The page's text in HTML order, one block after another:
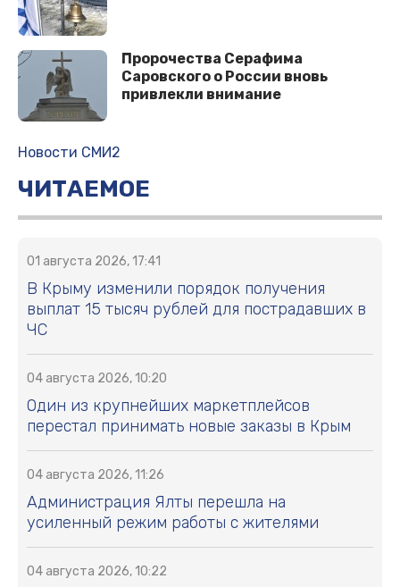
Пророчества Серафима
Саровского о России вновь
привлекли внимание
Новости СМИ2
ЧИТАЕМОЕ
01 августа 2026, 17:41
В Крыму изменили порядок получения
выплат 15 тысяч рублей для пострадавших в
ЧС
04 августа 2026, 10:20
Один из крупнейших маркетплейсов
перестал принимать новые заказы в Крым
04 августа 2026, 11:26
Администрация Ялты перешла на
усиленный режим работы с жителями
04 августа 2026, 10:22